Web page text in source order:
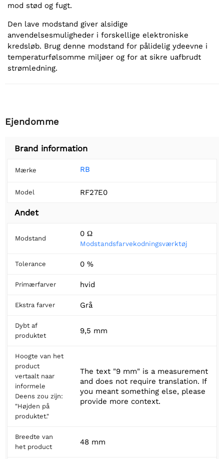
mod stød og fugt.
Den lave modstand giver alsidige
anvendelsesmuligheder i forskellige elektroniske
kredsløb. Brug denne modstand for pålidelig ydeevne i
temperaturfølsomme miljøer og for at sikre uafbrudt
strømledning.
Ejendomme
Brand information
Mærke RB
Model RF27E0
Andet
Modstand
0 Ω
Modstandsfarvekodningsværktøj
Tolerance 0 %
Primærfarver hvid
Ekstra farver Grå
Dybt af
produktet
9,5 mm
Hoogte van het
product
vertaalt naar
informele
Deens zou zijn:
"Højden på
produktet."
The text "9 mm" is a measurement
and does not require translation. If
you meant something else, please
provide more context.
Breedte van
het product
48 mm